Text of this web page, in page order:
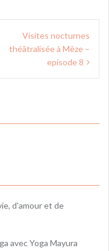
Visites nocturnes
théâtralisée à Mèze –
episode 8
d'amour et de
avec Yoga Mayura